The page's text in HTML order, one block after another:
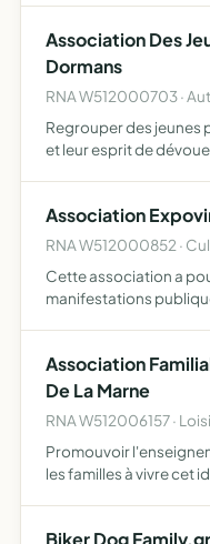
Association Des
Dormans
RNA W512000703 ·
Regrouper des jeunes
et leur esprit de
Association
RNA W512000852 ·
Cette association a
manifestations
Association
De La Marne
RNA W512006157 ·
Promouvoir
les familles à vivre cet
Biker Dog